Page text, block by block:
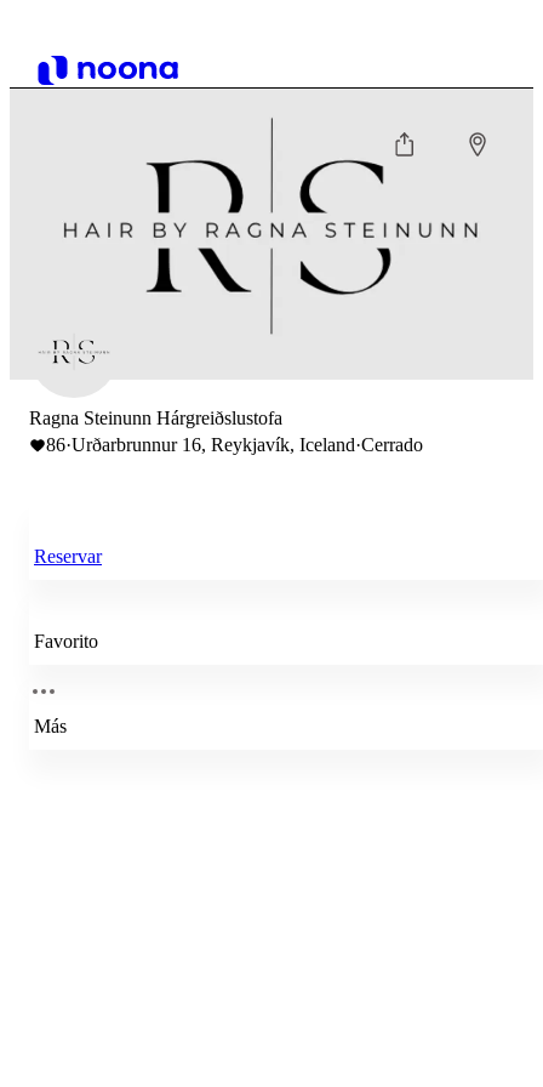
Ragna Steinunn Hárgreiðslustofa
86·Urðarbrunnur 16, Reykjavík, Iceland·Cerrado
Reservar
Favorito
Más